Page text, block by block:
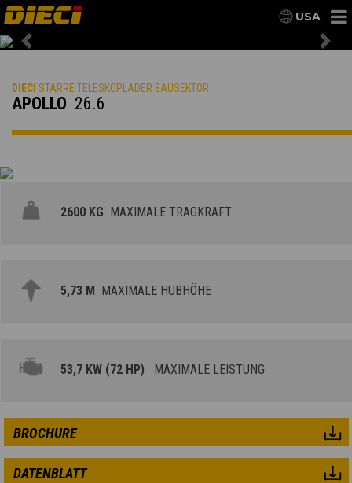
USA
Previous
DIECI STARRE TELESKOPLADER BAUSEKTOR
APOLLO 26.6
2600 KG MAXIMALE TRAGKRAFT
5,73 M MAXIMALE HUBHÖHE
53,7 KW (72 HP) MAXIMALE LEISTUNG
BROCHURE
DATENBLATT